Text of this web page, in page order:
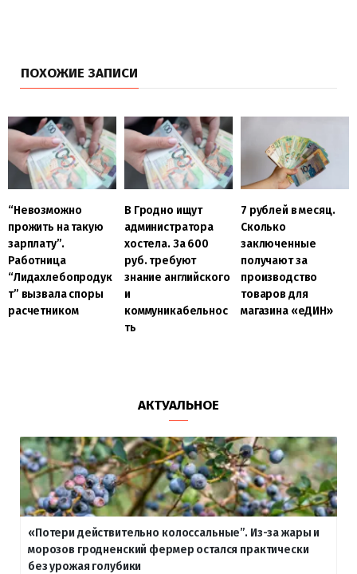
ПОХОЖИЕ ЗАПИСИ
“Невозможно
прожить на такую
зарплату”.
Работница
“Лидахлебопродук
т” вызвала споры
расчетником
В Гродно ищут
администратора
хостела. За 600
руб. требуют
знание английского
и
коммуникабельнос
ть
7 рублей в месяц.
Сколько
заключенные
получают за
производство
товаров для
магазина «еДИН»
АКТУАЛЬНОЕ
«Потери действительно колоссальные”. Из-за жары и
морозов гродненский фермер остался практически
без урожая голубики